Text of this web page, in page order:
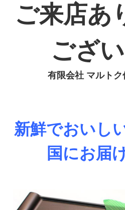
魚・加工品・他
ご来店あ
ござ
有限会社 マルト
新鮮でおいし
国にお届